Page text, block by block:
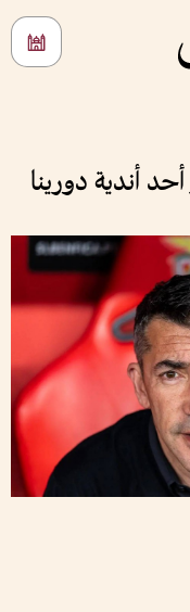
أندية دورينا